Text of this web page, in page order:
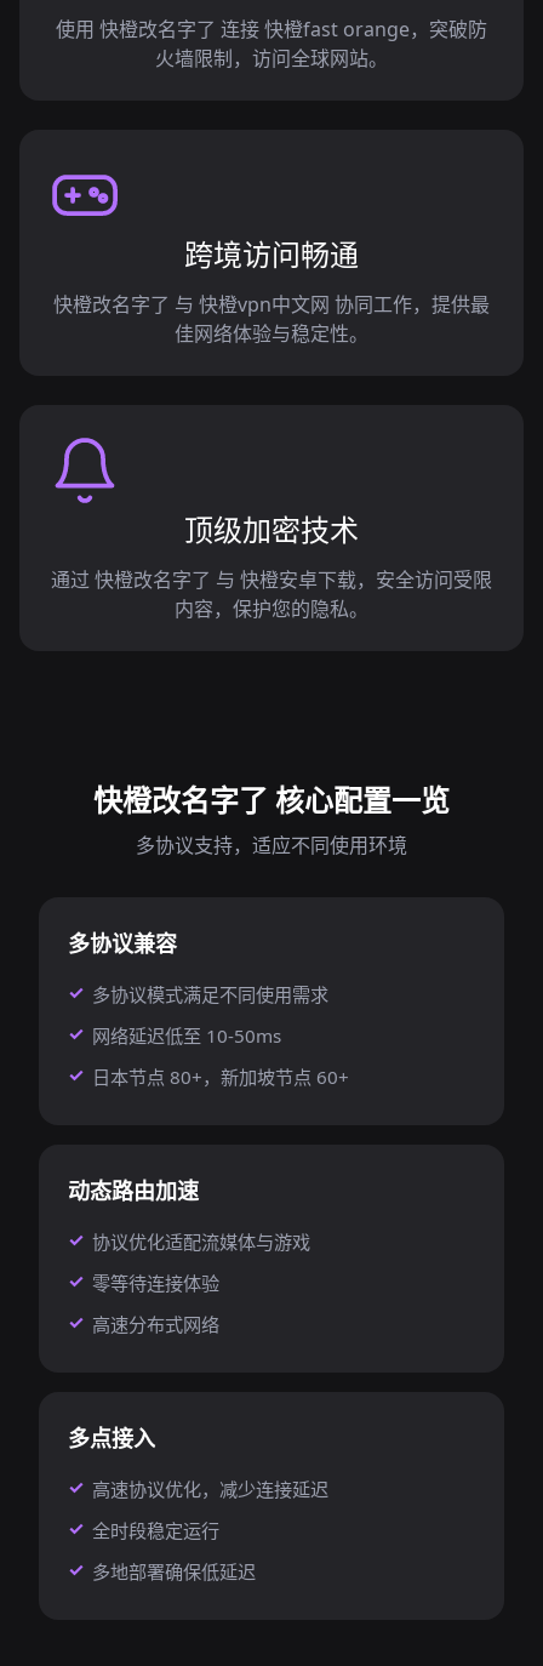
使用 快橙改名字了 连接 快橙fast orange，突破防
火墙限制，访问全球网站。
跨境访问畅通
快橙改名字了 与 快橙vpn中文网 协同工作，提供最
佳网络体验与稳定性。
顶级加密技术
通过 快橙改名字了 与 快橙安卓下载，安全访问受限
内容，保护您的隐私。
快橙改名字了 核心配置一览
多协议支持，适应不同使用环境
多协议兼容
多协议模式满足不同使用需求
网络延迟低至 10-50ms
日本节点 80+，新加坡节点 60+
动态路由加速
协议优化适配流媒体与游戏
零等待连接体验
高速分布式网络
多点接入
高速协议优化，减少连接延迟
全时段稳定运行
多地部署确保低延迟